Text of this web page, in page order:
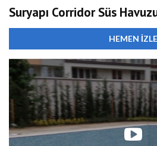
Suryapı Corridor Süs
HEMEN İZLE